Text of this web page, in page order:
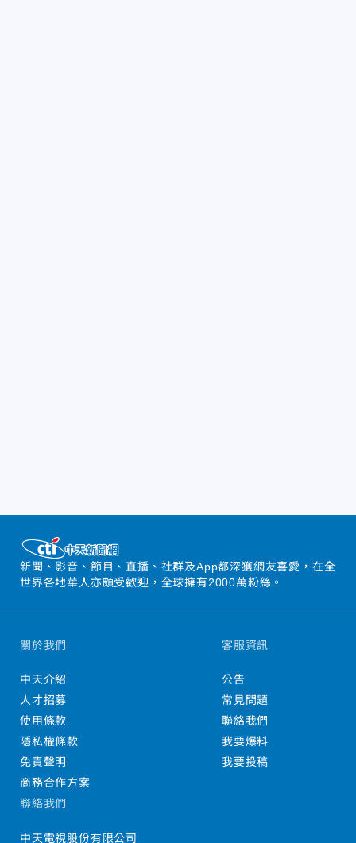
新聞、影音、節目、直播、社群及App都深獲網友喜愛，在全
世界各地華人亦頗受歡迎，全球擁有2000萬粉絲。
關於我們
中天介紹
人才招募
使用條款
隱私權條款
免責聲明
商務合作方案
客服資訊
公告
常見問題
聯絡我們
我要爆料
我要投稿
聯絡我們
中天電視股份有限公司